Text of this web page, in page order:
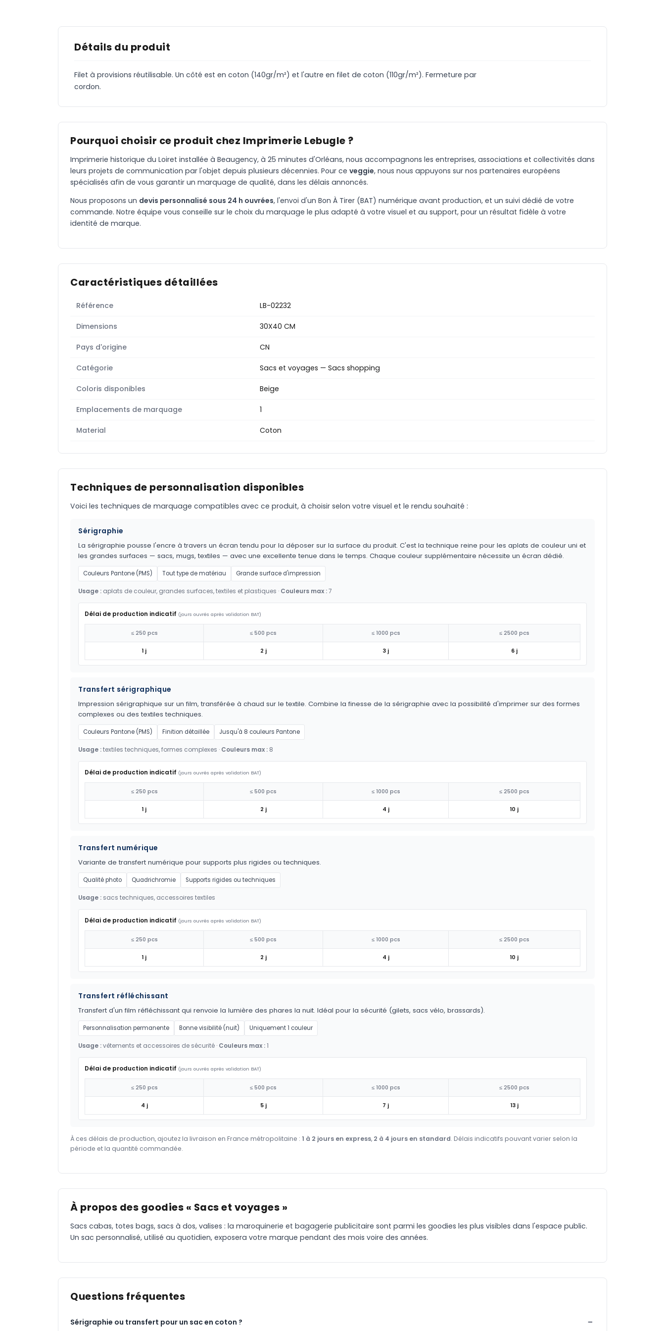
Détails du produit
Filet à provisions réutilisable. Un côté est en coton (140gr/m²) et l'autre en filet de coton (110gr/m²). Fermeture par
cordon.
Pourquoi choisir ce produit chez Imprimerie Lebugle ?
Imprimerie historique du Loiret installée à Beaugency, à 25 minutes d'Orléans, nous accompagnons les entreprises, associations et collectivités dans
leurs projets de communication par l'objet depuis plusieurs décennies. Pour ce veggie, nous nous appuyons sur nos partenaires européens
spécialisés afin de vous garantir un marquage de qualité, dans les délais annoncés.
Nous proposons un devis personnalisé sous 24 h ouvrées, l'envoi d'un Bon À Tirer (BAT) numérique avant production, et un suivi dédié de votre
commande. Notre équipe vous conseille sur le choix du marquage le plus adapté à votre visuel et au support, pour un résultat fidèle à votre
identité de marque.
Caractéristiques détaillées
Référence LB-02232
Dimensions 30X40 CM
Pays d'origine CN
Catégorie Sacs et voyages — Sacs shopping
Coloris disponibles Beige
Emplacements de marquage 1
Material Coton
Techniques de personnalisation disponibles
Voici les techniques de marquage compatibles avec ce produit, à choisir selon votre visuel et le rendu souhaité :
Sérigraphie
La sérigraphie pousse l'encre à travers un écran tendu pour la déposer sur la surface du produit. C'est la technique reine pour les aplats de couleur uni et
les grandes surfaces — sacs, mugs, textiles — avec une excellente tenue dans le temps. Chaque couleur supplémentaire nécessite un écran dédié.
Couleurs Pantone (PMS) Tout type de matériau Grande surface d'impression
Usage : aplats de couleur, grandes surfaces, textiles et plastiques · Couleurs max :7
Délai de production indicatif (jours ouvrés après validation BAT)
≤ 250 pcs ≤ 500 pcs ≤ 1000 pcs ≤ 2500 pcs
1 j 2 j 3 j 6 j
Transfert sérigraphique
Impression sérigraphique sur un film, transférée à chaud sur le textile. Combine la finesse de la sérigraphie avec la possibilité d'imprimer sur des formes
complexes ou des textiles techniques.
Couleurs Pantone (PMS) Finition détaillée Jusqu'à 8 couleurs Pantone
Usage :textiles techniques, formes complexes · Couleurs max : 8
Délai de production indicatif (jours ouvrés après validation BAT)
≤ 250 pcs ≤ 500 pcs ≤ 1000 pcs ≤ 2500 pcs
1 j 2 j 4 j 10 j
Transfert numérique
Variante de transfert numérique pour supports plus rigides ou techniques.
Qualité photo Quadrichromie Supports rigides ou techniques
Usage : sacs techniques, accessoires textiles
Délai de production indicatif (jours ouvrés après validation BAT)
≤ 250 pcs ≤ 500 pcs ≤ 1000 pcs ≤ 2500 pcs
1 j 2 j 4 j 10 j
Transfert réfléchissant
Transfert d'un film réfléchissant qui renvoie la lumière des phares la nuit. Idéal pour la sécurité (gilets, sacs vélo, brassards).
Personnalisation permanente Bonne visibilité (nuit) Uniquement 1 couleur
Usage :vêtements et accessoires de sécurité · Couleurs max :1
Délai de production indicatif (jours ouvrés après validation BAT)
≤ 250 pcs ≤ 500 pcs ≤ 1000 pcs ≤ 2500 pcs
4 j 5 j 7 j 13 j
À ces délais de production, ajoutez la livraison en France métropolitaine : 1 à 2 jours en express, 2 à 4 jours en standard. Délais indicatifs pouvant varier selon la
période et la quantité commandée.
À propos des goodies « Sacs et voyages »
Sacs cabas, totes bags, sacs à dos, valises : la maroquinerie et bagagerie publicitaire sont parmi les goodies les plus visibles dans l'espace public.
Un sac personnalisé, utilisé au quotidien, exposera votre marque pendant des mois voire des années.
Questions fréquentes
Sérigraphie ou transfert pour un sac en coton ?